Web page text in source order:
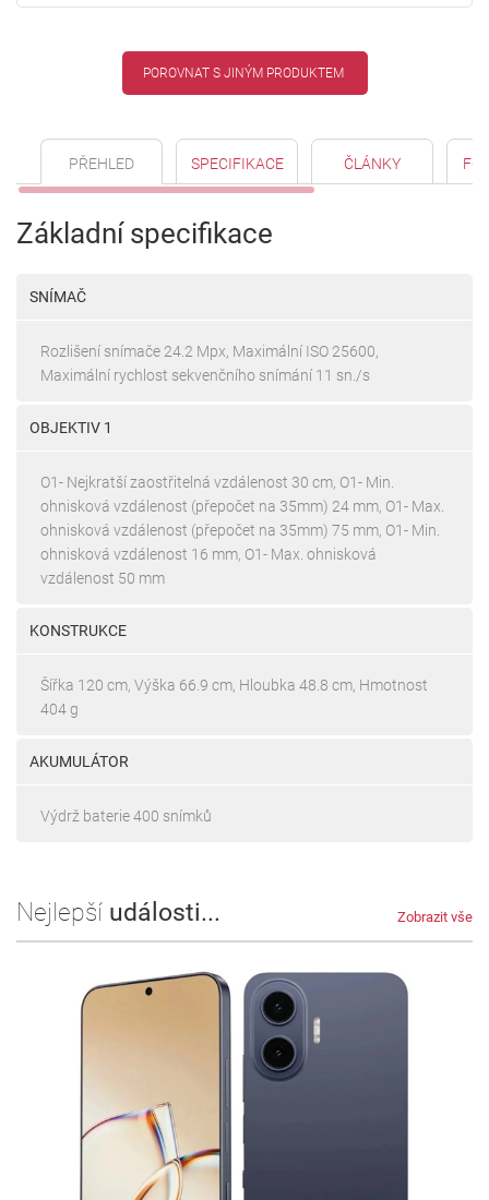
POROVNAT S JINÝM PRODUKTEM
PŘEHLED SPECIFIKACE ČLÁNKY
Základní specifikace
SNÍMAČ
Rozlišení snímače 24.2 Mpx, Maximální ISO 25600,
Maximální rychlost sekvenčního snímání 11 sn./s
OBJEKTIV 1
O1- Nejkratší zaostřitelná vzdálenost 30 cm, O1- Min.
ohnisková vzdálenost (přepočet na 35mm) 24 mm, O1- Max.
ohnisková vzdálenost (přepočet na 35mm) 75 mm, O1- Min.
ohnisková vzdálenost 16 mm, O1- Max. ohnisková
vzdálenost 50 mm
KONSTRUKCE
Šířka 120 cm, Výška 66.9 cm, Hloubka 48.8 cm, Hmotnost
404 g
AKUMULÁTOR
Výdrž baterie 400 snímků
Nejlepší události... Zobrazit vše